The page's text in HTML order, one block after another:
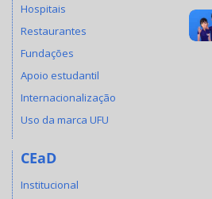
Hospitais
Restaurantes
Fundações
Apoio estudantil
Internacionalização
Uso da marca UFU
CEaD
Institucional